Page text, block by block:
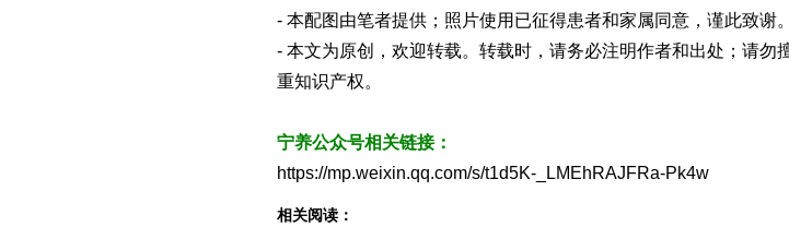
- 本配图由笔者提供；照片使用已征得患者和家属同意，谨此致谢。
- 本文为原创，欢迎转载。转载时，请务必注明作者和出处；请勿
重知识产权。
宁养公众号相关链接：
https://mp.weixin.qq.com/s/t1d5K-_LMEhRAJFRa-Pk4w
相关阅读：